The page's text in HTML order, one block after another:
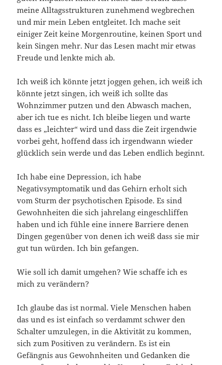
meine Alltagsstrukturen zunehmend wegbrechen
und mir mein Leben entgleitet. Ich mache seit
einiger Zeit keine Morgenroutine, keinen Sport und
kein Singen mehr. Nur das Lesen macht mir etwas
Freude und lenkte mich ab.
Ich weiß ich könnte jetzt joggen gehen, ich weiß ich
könnte jetzt singen, ich weiß ich sollte das
Wohnzimmer putzen und den Abwasch machen,
aber ich tue es nicht. Ich bleibe liegen und warte
dass es „leichter“ wird und dass die Zeit irgendwie
vorbei geht, hoffend dass ich irgendwann wieder
glücklich sein werde und das Leben endlich beginnt.
Ich habe eine Depression, ich habe
Negativsymptomatik und das Gehirn erholt sich
vom Sturm der psychotischen Episode. Es sind
Gewohnheiten die sich jahrelang eingeschliffen
haben und ich fühle eine innere Barriere denen
Dingen gegenüber von denen ich weiß dass sie mir
gut tun würden. Ich bin gefangen.
Wie soll ich damit umgehen? Wie schaffe ich es
mich zu verändern?
Ich glaube das ist normal. Viele Menschen haben
das und es ist einfach so verdammt schwer den
Schalter umzulegen, in die Aktivität zu kommen,
sich zum Positiven zu verändern. Es ist ein
Gefängnis aus Gewohnheiten und Gedanken die